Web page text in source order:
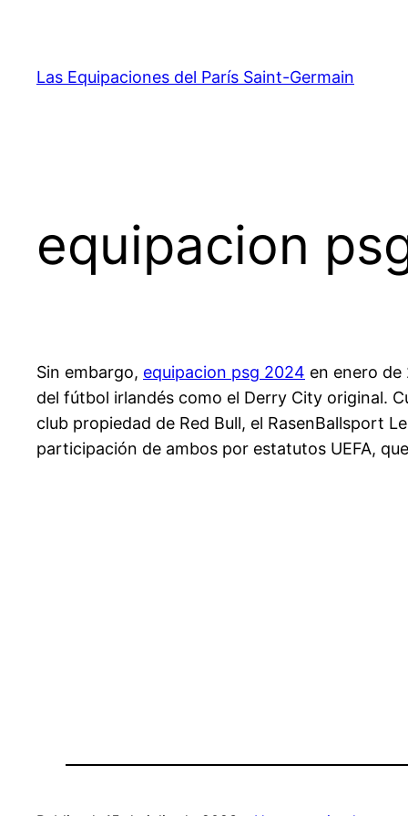
contenido
Las Equipaciones del París Saint-Germain
equipacion
Sin embargo, equipacion psg 2024 en enero de
del fútbol irlandés como el Derry City original.
club propiedad de Red Bull, el RasenBallsport
participación de ambos por estatutos UEFA,